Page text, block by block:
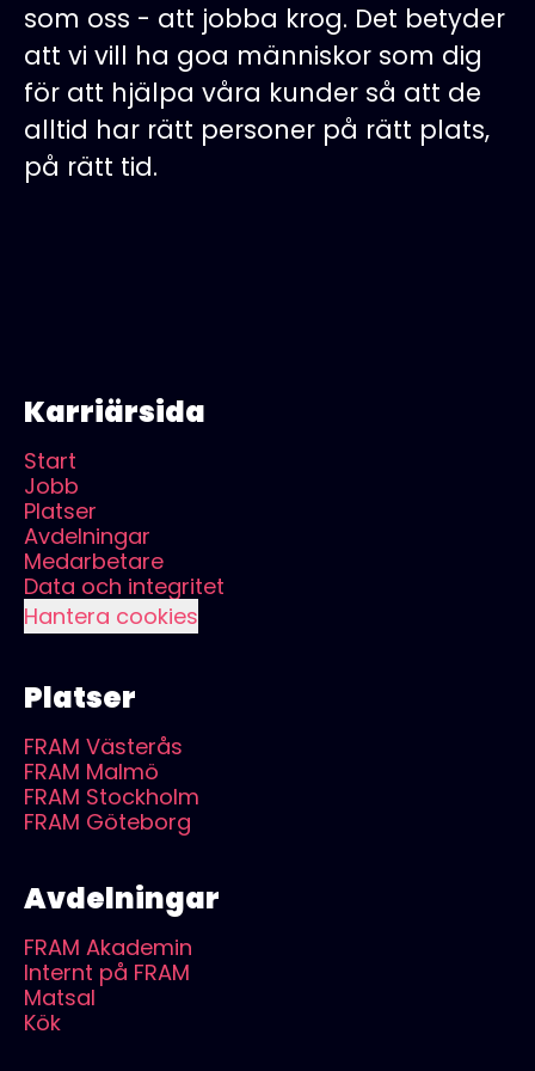
som oss - att jobba krog. Det betyder
att vi vill ha goa människor som dig
för att hjälpa våra kunder så att de
alltid har rätt personer på rätt plats,
på rätt tid.
Karriärsida
Start
Jobb
Platser
Avdelningar
Medarbetare
Data och integritet
Hantera cookies
Platser
FRAM Västerås
FRAM Malmö
FRAM Stockholm
FRAM Göteborg
Avdelningar
FRAM Akademin
Internt på FRAM
Matsal
Kök